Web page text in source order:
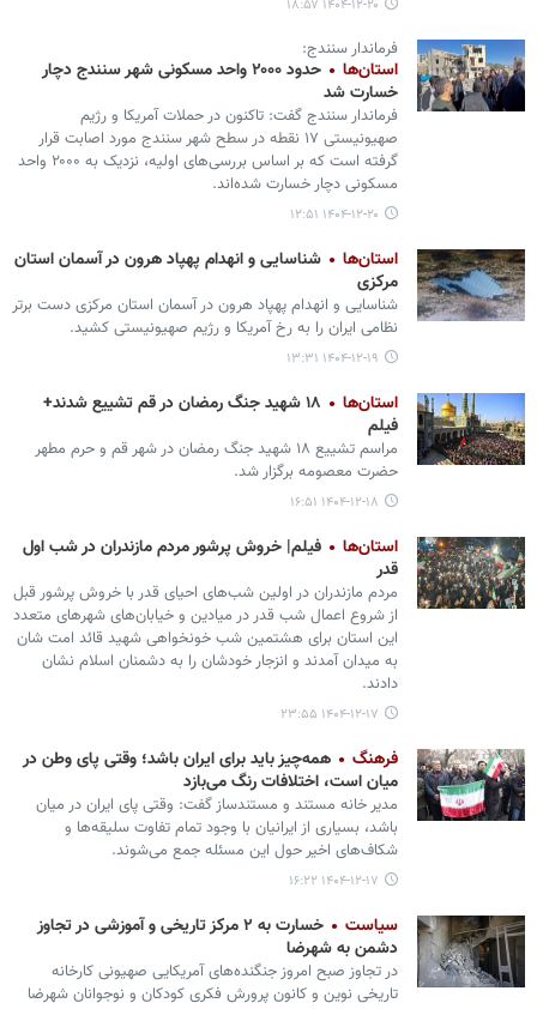
۱۴۰۴-۱۲-۲۰ ۱۸:۵۷
فرماندار سنندج:
استان‌ها
حدود ۲۰۰۰ واحد مسکونی شهر سنندج دچار
خسارت شد
فرماندار سنندج گفت: تاکنون در حملات آمریکا و رژیم
صهیونیستی ۱۷ نقطه در سطح شهر سنندج مورد اصابت قرار
گرفته است که بر اساس بررسی‌های اولیه، نزدیک به ۲۰۰۰ واحد
مسکونی دچار خسارت شده‌اند.
۱۴۰۴-۱۲-۲۰ ۱۲:۵۱
استان‌ها
شناسایی و انهدام پهپاد هرون در آسمان استان
مرکزی
شناسایی و انهدام پهپاد هرون در آسمان استان مرکزی دست برتر
نظامی ایران را به رخ آمریکا و رژیم صهیونیستی کشید.
۱۴۰۴-۱۲-۱۹ ۱۳:۳۱
استان‌ها
۱۸ شهید جنگ رمضان در قم تشییع شدند+
فیلم
مراسم تشییع ۱۸ شهید جنگ رمضان در شهر قم و حرم مطهر
حضرت معصومه برگزار شد.
۱۴۰۴-۱۲-۱۸ ۱۶:۵۱
استان‌ها
فیلم| خروش پرشور مردم مازندران در شب اول
قدر
مردم مازندران در اولین شب‌های احیای قدر با خروش پرشور قبل
از شروع اعمال شب قدر در میادین و خیابان‌های شهرهای متعدد
این استان برای هشتمین شب خونخواهی شهید قائد امت شان
به میدان آمدند و انزجار خودشان را به دشمنان اسلام نشان
دادند.
۱۴۰۴-۱۲-۱۷ ۲۳:۵۵
فرهنگ
همه‌چیز باید برای ایران باشد؛ وقتی پای وطن در
میان است، اختلافات رنگ می‌بازد
مدیر خانه مستند و مستندساز گفت: ️وقتی پای ایران در میان
باشد، بسیاری از ایرانیان با وجود تمام تفاوت سلیقه‌ها و
شکاف‌های اخیر حول این مسئله جمع می‌شوند.
۱۴۰۴-۱۲-۱۷ ۱۶:۲۲
سیاست
خسارت به ۲ مرکز تاریخی و آموزشی در تجاوز
دشمن به شهرضا
در تجاوز صبح امروز جنگنده‌های آمریکایی صهیونی کارخانه
تاریخی نوین و کانون پرورش فکری کودکان و نوجوانان شهرضا